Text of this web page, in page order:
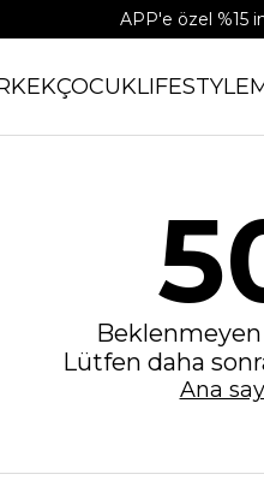
APP'e özel %15
ÇOCUKLIFESTYLE
Lütfen daha
Ana